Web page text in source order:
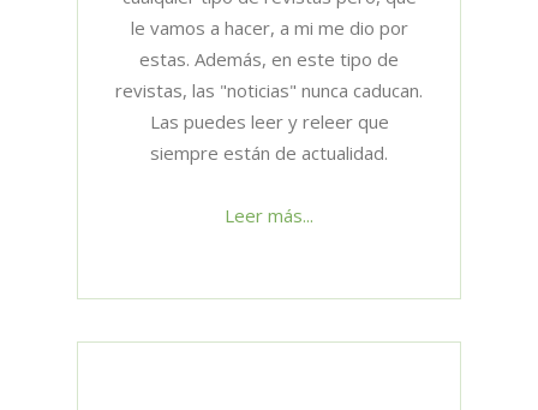
le vamos a hacer, a mi me dio por
estas. Además, en este tipo de
revistas, las "noticias" nunca caducan.
Las puedes leer y releer que
siempre están de actualidad.
Leer más...